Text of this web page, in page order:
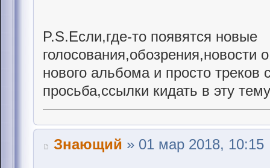
P.S.Если,где-то появятся новые
нового альбома и просто треков
просьба,ссылки кидать в эту
Знающий » 01 мар 2018, 10:15